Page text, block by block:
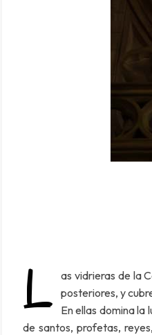
L as vidrieras de la
posteriores, y
En ellas domina la
de santos, profetas,